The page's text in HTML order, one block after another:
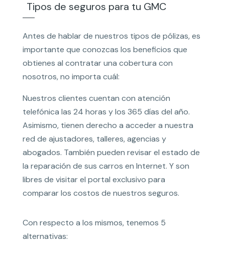
Tipos de seguros para tu GMC
Antes de hablar de nuestros tipos de pólizas, es
importante que conozcas los beneficios que
obtienes al contratar una cobertura con
nosotros, no importa cuál:
Nuestros clientes cuentan con atención
telefónica las 24 horas y los 365 días del año.
Asimismo, tienen derecho a acceder a nuestra
red de ajustadores, talleres, agencias y
abogados. También pueden revisar el estado de
la reparación de sus carros en Internet. Y son
libres de visitar el portal exclusivo para
comparar los costos de nuestros seguros.
Con respecto a los mismos, tenemos 5
alternativas: